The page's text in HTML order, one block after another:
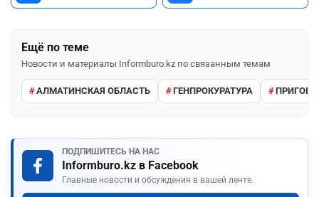
Ещё по теме
Новости и материалы Informburo.kz по связанным темам
АЛМАТИНСКАЯ ОБЛАСТЬ ГЕНПРОКУРАТУРА
ПОДПИШИТЕСЬ НА НАС
Informburo.kz в Facebook
Главные новости и обсуждения в вашей ленте.